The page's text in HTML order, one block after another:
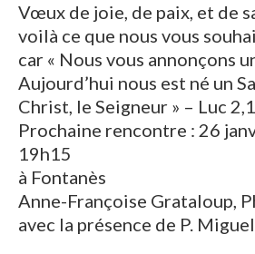
Vœux de joie, de paix, et de
voilà ce que nous vous
car « Nous vous annonçons
Aujourd’hui nous est né un
Christ, le Seigneur » – Luc
Prochaine rencontre : 26
19h15
à Fontanès
Anne-Françoise Grataloup,
avec la présence de P.